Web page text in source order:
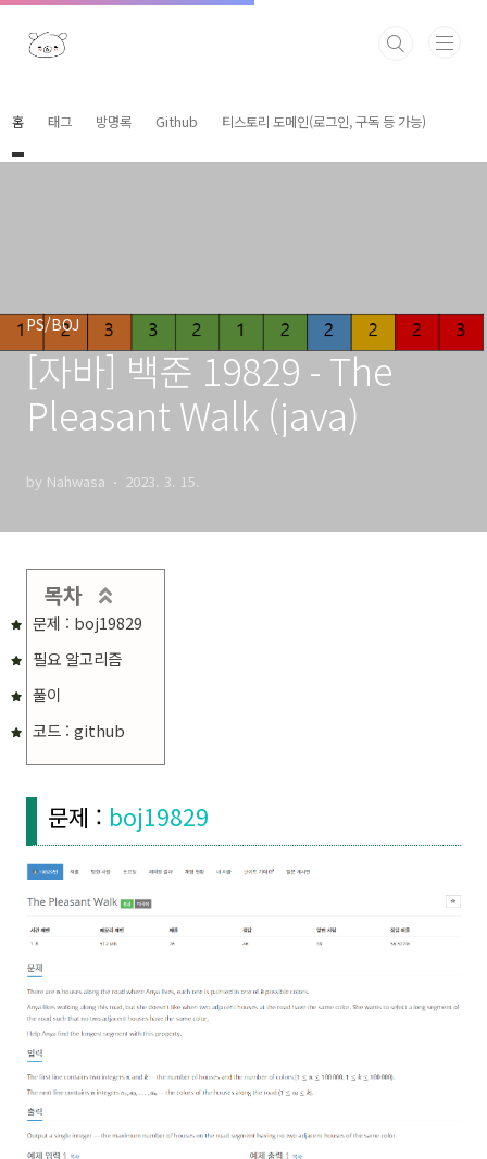
본문 바로가기
홈 태그 방명록 Github 티스토리 도메인(로그인, 구독 등 가능)
PS/BOJ
[자바] 백준 19829 - The
Pleasant Walk (java)
by Nahwasa 2023. 3. 15.
목차
문제 : boj19829
필요 알고리즘
풀이
코드 : github
문제 : boj19829